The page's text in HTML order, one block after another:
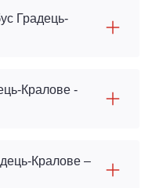
Градець-
Кралове -
Кралове –